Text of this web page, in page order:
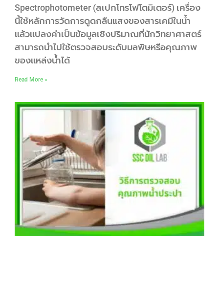
Spectrophotometer (สเปกโทรโฟโตมิเตอร์) เครื่อง
นี้ใช้หลักการวัดการดูดกลืนแสงของสารเคมีในน้ำ
แล้วแปลงค่าเป็นข้อมูลเชิงปริมาณที่นักวิทยาศาสตร์
สามารถนำไปใช้ตรวจสอบระดับมลพิษหรือคุณภาพ
ของแหล่งน้ำได้
Read More »